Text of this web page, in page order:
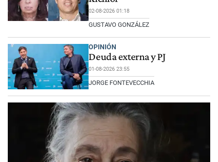
02-08-2026 01:18
GUSTAVO GONZÁLEZ
OPINIÓN
Deuda externa y PJ
01-08-2026 23:55
JORGE FONTEVECCHIA